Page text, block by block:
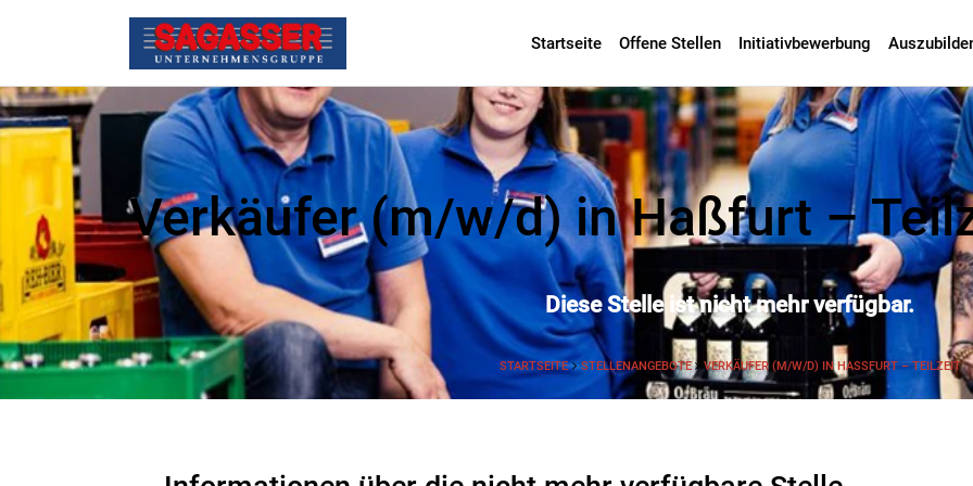
Startseite Offene Stellen Initiativbewerbung
Verkäufer (m/w/d) in Haßfurt –
Diese Stelle ist nicht mehr verfügbar.
STARTSEITE STELLENANGEBOTE VERKÄUFER (M/W/D) IN HASSFURT – TEILZEIT